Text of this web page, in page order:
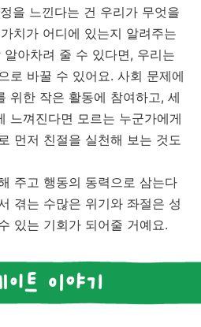
을 느낀다는 건 우리가 무엇을
치가 어디에 있는지 알려주는
아차려 줄 수 있다면, 우리는
로 바꿀 수 있어요. 사회 문제에
위한 작은 활동에 참여하고, 세
느껴진다면 모르는 누군가에게
먼저 친절을 실천해 보는 것도
주고 행동의 동력으로 삼는다
겪는 수많은 위기와 좌절은 성
있는 기회가 되어줄 거예요.